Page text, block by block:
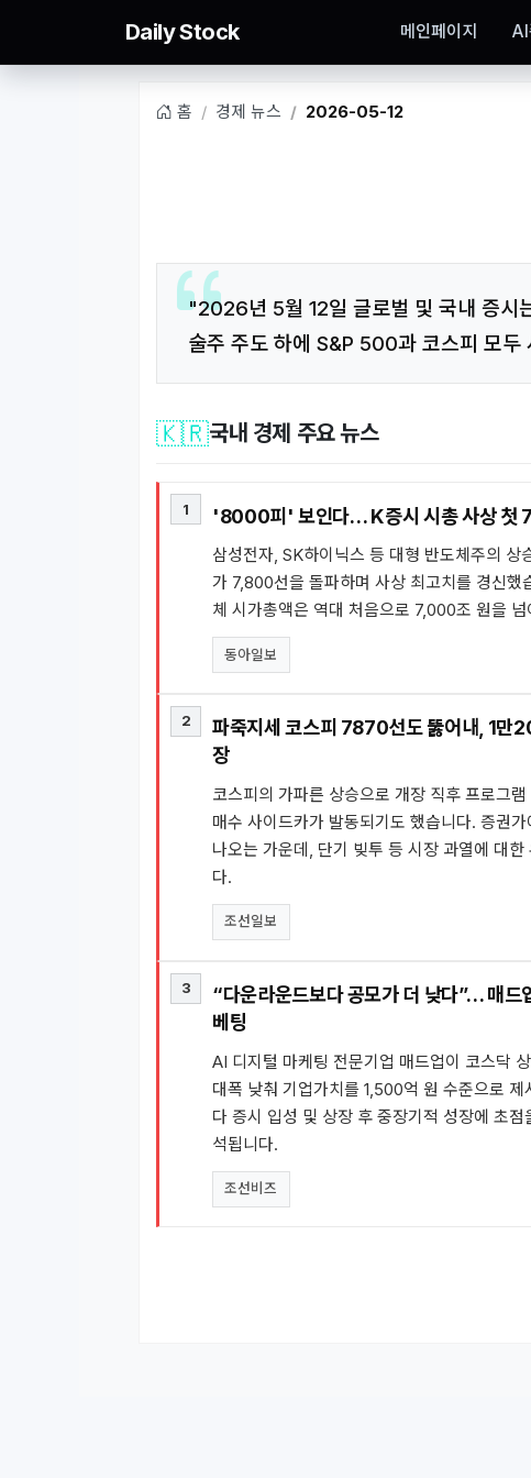
Daily Stock 메인페이지 AI
홈 경제 뉴스 2026-05-12
"2026년 5월 12일 글로벌 및 국내 증시
술주 주도 하에 S&P 500과 코스피 모두
🇰🇷국내 경제 주요 뉴스
1 '8000피' 보인다… K증시 시총 사상 첫
삼성전자, SK하이닉스 등 대형 반도체주의 상
가 7,800선을 돌파하며 사상 최고치를 경신했
체 시가총액은 역대 처음으로 7,000조 원을 넘
동아일보
2
파죽지세 코스피 7870선도 뚫어내, 1만
장
코스피의 가파른 상승으로 개장 직후 프로그
매수 사이드카가 발동되기도 했습니다. 증권
나오는 가운데, 단기 빚투 등 시장 과열에 대한
다.
조선일보
3
“다운라운드보다 공모가 더 낮다”… 매드
베팅
AI 디지털 마케팅 전문기업 매드업이 코스닥
대폭 낮춰 기업가치를 1,500억 원 수준으로 제
다 증시 입성 및 상장 후 중장기적 성장에 초
석됩니다.
조선비즈